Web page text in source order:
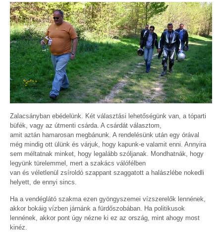
Zalacsányban ebédelünk. Két választási lehetőségünk van, a tóparti
büfék, vagy az útmenti csárda. A csárdát választom,
amit aztán hamarosan megbánunk. A rendelésünk után egy órával
még mindig ott ülünk és várjuk, hogy kapunk-e valamit enni. Annyira
sem méltatnak minket, hogy legalább szóljanak. Mondhatnák, hogy
legyünk türelemmel, mert a szakács válófélben
van és véletlenül zsíroldó szappant szaggatott a halászlébe nokedli
helyett, de ennyi sincs.
Ha a vendéglátó szakma ezen gyöngyszemei vízszerelők lennének,
akkor bokáig vízben járnánk a fürdőszobában. Ha politikusok
lennének, akkor pont úgy nézne ki ez az ország, mint ahogy most
kinéz.